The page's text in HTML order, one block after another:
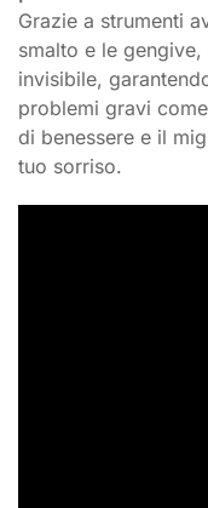
Grazie a strumenti
smalto e le
invisibile,
problemi gravi
di benessere e il
tuo sorriso.